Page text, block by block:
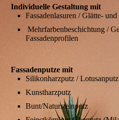
Individuelle Gestaltung mit
Fassadenlasuren / Glätte-
Mehrfarbenbeschichtung /
Fassadenprofilen
Fassadenputze mit
Silikonharzputz / Lotusanputz
Kunstharzputz
Bunt/Natursteinputz